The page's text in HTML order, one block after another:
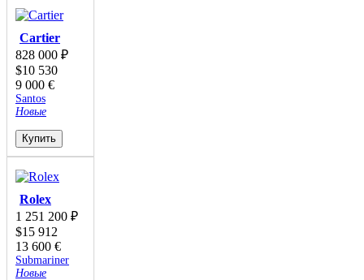
Cartier
828 000 ₽
$10 530
9 000 €
Santos
Новые
Купить
Rolex
1 251 200 ₽
$15 912
13 600 €
Submariner
Новые